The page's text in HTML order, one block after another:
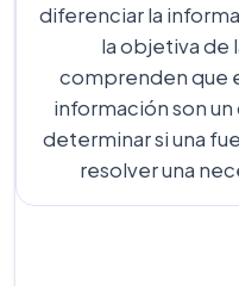
diferenciar la
la objetiva de
comprenden que
información son
determinar si una
resolver una